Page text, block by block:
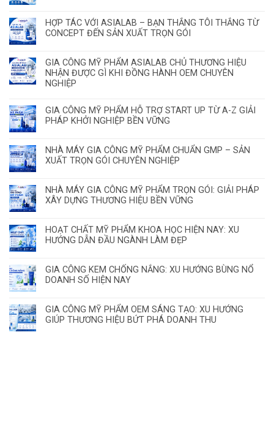
HỢP TÁC VỚI ASIALAB – BẠN THẮNG TÔI THẮNG TỪ
CONCEPT ĐẾN SẢN XUẤT TRỌN GÓI
GIA CÔNG MỸ PHẨM ASIALAB CHỦ THƯƠNG HIỆU
NHẬN ĐƯỢC GÌ KHI ĐỒNG HÀNH OEM CHUYÊN
NGHIỆP
GIA CÔNG MỸ PHẨM HỖ TRỢ START UP TỪ A-Z GIẢI
PHÁP KHỞI NGHIỆP BỀN VỮNG
NHÀ MÁY GIA CÔNG MỸ PHẨM CHUẨN GMP – SẢN
XUẤT TRỌN GÓI CHUYÊN NGHIỆP
NHÀ MÁY GIA CÔNG MỸ PHẨM TRỌN GÓI: GIẢI PHÁP
XÂY DỰNG THƯƠNG HIỆU BỀN VỮNG
HOẠT CHẤT MỸ PHẨM KHOA HỌC HIỆN NAY: XU
HƯỚNG DẪN ĐẦU NGÀNH LÀM ĐẸP
GIA CÔNG KEM CHỐNG NẮNG: XU HƯỚNG BÙNG NỔ
DOANH SỐ HIỆN NAY
GIA CÔNG MỸ PHẨM OEM SÁNG TẠO: XU HƯỚNG
GIÚP THƯƠNG HIỆU BỨT PHÁ DOANH THU